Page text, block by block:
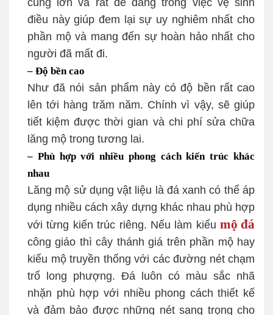
cùng lớn và rất dễ dàng trong việc vệ sinh
điều này giúp đem lại sự uy nghiêm nhất cho
phần mộ và mang đến sự hoàn hảo nhất cho
người đã mất đi.
– Độ bền cao
Như đã nói sản phẩm này có độ bền rất cao
lên tới hàng trăm năm. Chính vì vậy, sẽ giúp
tiết kiệm được thời gian và chi phí sửa chữa
lăng mộ trong tương lai.
– Phù hợp với nhiều phong cách kiến trúc khác
nhau
Lăng mộ sử dụng vật liệu là đá xanh có thể áp
dụng nhiều cách xây dựng khác nhau phù hợp
với từng kiến trúc riêng. Nếu làm kiểu mộ đá
công giáo thì cây thánh giá trên phần mộ hay
kiểu mộ truyền thống với các đường nét chạm
trổ long phượng. Đá luôn có màu sắc nhã
nhặn phù hợp với nhiều phong cách thiết kế
và đảm bảo được những nét sang trọng cho